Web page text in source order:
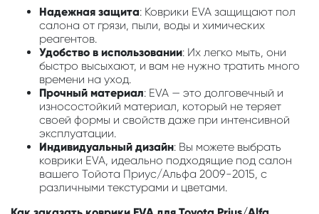
Надежная защита: Коврики EVA защищают пол
салона от грязи, пыли, воды и химических
реагентов.
Удобство в использовании: Их легко мыть, они
быстро высыхают, и вам не нужно тратить много
времени на уход.
Прочный материал: EVA — это долговечный и
износостойкий материал, который не теряет
своей формы и свойств даже при интенсивной
эксплуатации.
Индивидуальный дизайн: Вы можете выбрать
коврики EVA, идеально подходящие под салон
вашего Тойота Приус/Альфа 2009-2015, с
различными текстурами и цветами.